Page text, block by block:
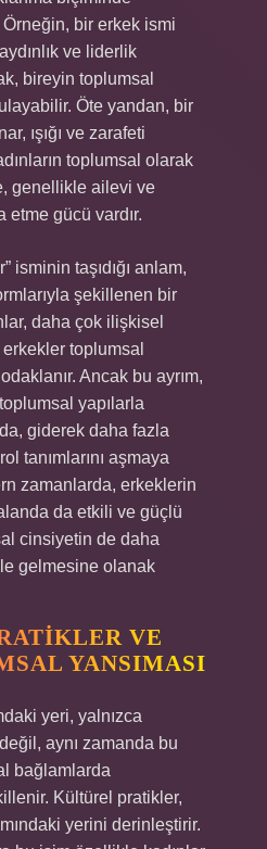
Örneğin, bir erkek ismi
ve liderlik
bireyin toplumsal
Öte yandan, bir
ışığı ve zarafeti
toplumsal olarak
genellikle ailevi ve
etme gücü vardır.
isminin taşıdığı anlam,
şekillenen bir
daha çok ilişkisel
toplumsal
Ancak bu ayrım,
yapılarla
giderek daha fazla
tanımlarını aşmaya
zamanlarda, erkeklerin
da etkili ve güçlü
cinsiyetin de daha
gelmesine olanak
VE
YANSIMASI
yeri, yalnızca
aynı zamanda bu
bağlamlarda
Kültürel pratikler,
yerini derinleştirir.